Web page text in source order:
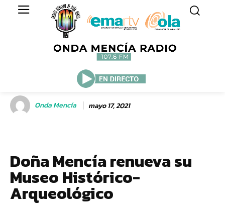
Onda Mencía mayo 17, 2021
Doña Mencía renueva su
Museo Histórico-
Arqueológico